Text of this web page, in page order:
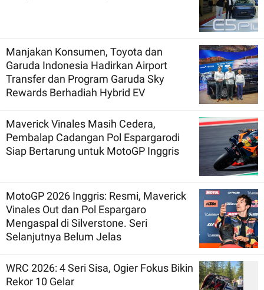
Manjakan Konsumen, Toyota dan
Garuda Indonesia Hadirkan Airport
Transfer dan Program Garuda Sky
Rewards Berhadiah Hybrid EV
Maverick Vinales Masih Cedera,
Pembalap Cadangan Pol Espargarodi
Siap Bertarung untuk MotoGP Inggris
MotoGP 2026 Inggris: Resmi, Maverick
Vinales Out dan Pol Espargaro
Mengaspal di Silverstone. Seri
Selanjutnya Belum Jelas
WRC 2026: 4 Seri Sisa, Ogier Fokus Bikin
Rekor 10 Gelar